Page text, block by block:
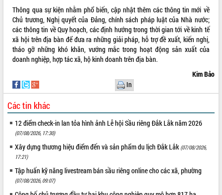
Thông qua sự kiện nhằm phổ biến, cập nhật thêm các thông tin mới về
Chủ trương, Nghị quyết của Đảng, chính sách pháp luật của Nhà nước;
các thông tin về Quy hoạch, các định hướng trong thời gian tới về kinh tế
xã hội trên địa bàn để đưa ra những giải pháp, hỗ trợ đề xuất, kiến nghị,
tháo gỡ những khó khăn, vướng mắc trong hoạt động sản xuất của
doanh nghiệp, hợp tác xã, hộ kinh doanh trên địa bàn.
Kim Bảo
In
Các tin khác
12 điểm check-in lan tỏa hình ảnh Lễ hội Sầu riêng Đắk Lắk năm 2026
(07/08/2026, 17:30)
Xây dựng thương hiệu điểm đến và sản phẩm du lịch Đắk Lắk (07/08/2026,
17:21)
Tập huấn kỹ năng livestream bán sầu riêng online cho các xã, phường
(07/08/2026, 09:07)